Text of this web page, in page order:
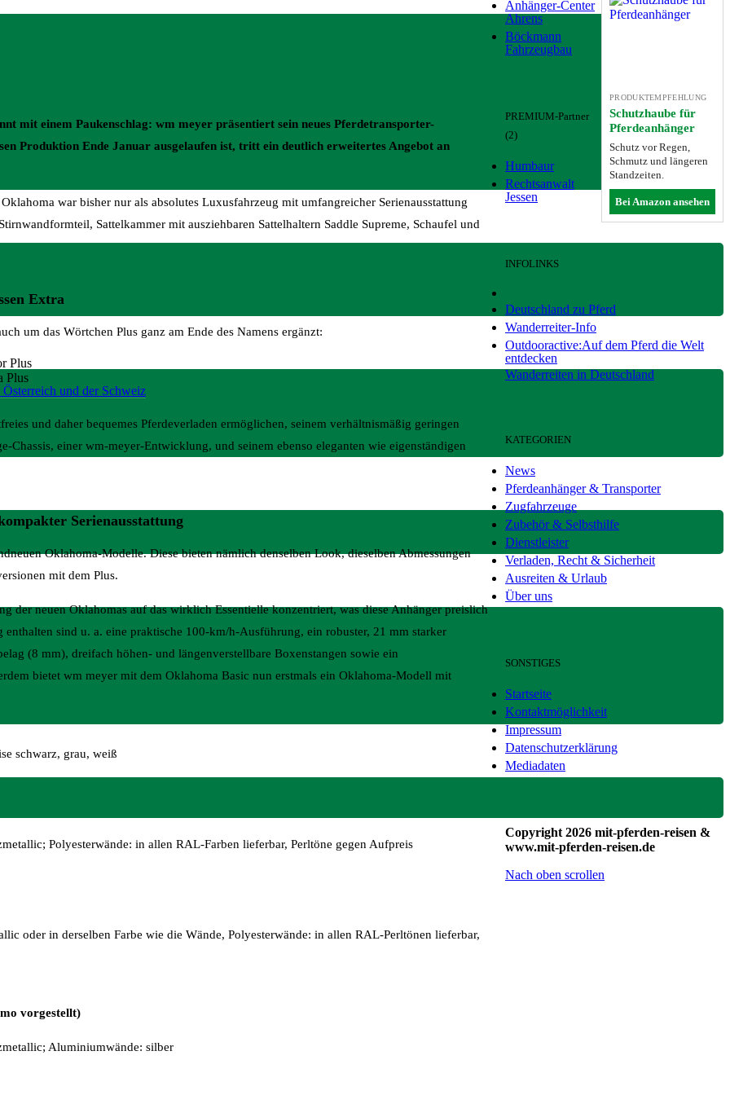
und der Schweiz
mit einem Paukenschlag: wm meyer präsentiert sein neues Pferdetransporter-
Produktion Ende Januar ausgelaufen ist, tritt ein deutlich erweitertes Angebot an
war bisher nur als absolutes Luxusfahrzeug mit umfangreicher Serienausstattung
Sattelkammer mit ausziehbaren Sattelhaltern Saddle Supreme, Schaufel und
Extra
um das Wörtchen Plus ganz am Ende des Namens ergänzt:
Plus
Plus
und daher bequemes Pferdeverladen ermöglichen, seinem verhältnismäßig geringen
Chassis, einer wm-meyer-Entwicklung, und seinem ebenso eleganten wie eigenständigen
Serienausstattung
Oklahoma-Modelle. Diese bieten nämlich denselben Look, dieselben Abmessungen
mit dem Plus.
der neuen Oklahomas auf das wirklich Essentielle konzentriert, was diese Anhänger preislich
sind u. a. eine praktische 100-km/h-Ausführung, ein robuster, 21 mm starker
(8 mm), dreifach höhen- und längenverstellbare Boxenstangen sowie ein
bietet wm meyer mit dem Oklahoma Basic nun erstmals ein Oklahoma-Modell mit
schwarz, grau, weiß
Polyesterwände: in allen RAL-Farben lieferbar, Perltöne gegen Aufpreis
oder in derselben Farbe wie die Wände, Polyesterwände: in allen RAL-Perltönen lieferbar,
vorgestellt)
Aluminiumwände: silber
PRODUKTEMPFEHLUNG
Schutzhaube für
Pferdeanhänger
Schutz vor Regen,
Schmutz und längeren
Standzeiten.
Bei Amazon ansehen
Anhänger-Center
Ahrens
Böckmann
Fahrzeugbau
PREMIUM-Partner
(2)
Humbaur
Rechtsanwalt
Jessen
INFOLINKS
Deutschland zu Pferd
Wanderreiter-Info
Outdooractive:Auf dem Pferd die Welt
entdecken
Wanderreiten in Deutschland
KATEGORIEN
News
Pferdeanhänger & Transporter
Zugfahrzeuge
Zubehör & Selbsthilfe
Dienstleister
Verladen, Recht & Sicherheit
Ausreiten & Urlaub
Über uns
SONSTIGES
Startseite
Kontaktmöglichkeit
Impressum
Datenschutzerklärung
Mediadaten
Copyright 2026 mit-pferden-reisen &
www.mit-pferden-reisen.de
Nach oben scrollen